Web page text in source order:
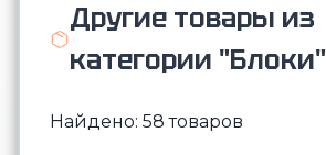
Другие товары из
категории "Блоки"
Найдено: 58 товаров